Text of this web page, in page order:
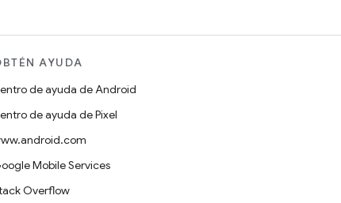
AYUDA
de ayuda de Android
de ayuda de Pixel
Mobile Services
Overflow